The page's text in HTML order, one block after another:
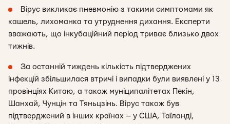
Вірус викликає пневмонію з такими симптомами як
кашель, лихоманка та утруднення дихання. Експерти
вважають, що інкубаційний період триває близько двох
тижнів.
За останній тиждень кількість підтверджених
інфекцій збільшилася втричі і випадки були виявлені у 13
провінціях Китаю, а також муніципалітетах Пекін,
Шанхай, Чунцін та Тяньцзінь. Вірус також був
підтверджений в інших країнах — у США, Таїланді,